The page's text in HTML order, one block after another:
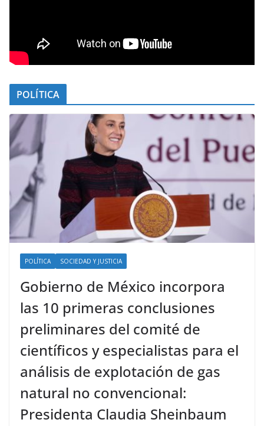
POLÍTICA
POLÍTICA SOCIEDAD Y JUSTICIA
Gobierno de México incorpora
las 10 primeras conclusiones
preliminares del comité de
científicos y especialistas para el
análisis de explotación de gas
natural no convencional:
Presidenta Claudia Sheinbaum